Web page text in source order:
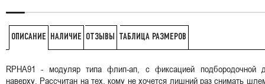
ОПИСАНИЕ НАЛИЧИЕ ОТЗЫВЫ ТАБЛИЦА РАЗМЕРОВ
RPHA91 - модуляр типа флип-ап, с фиксацией подбородочной
наверху. Рассчитан на тех, кому не хочется лишний раз снимать